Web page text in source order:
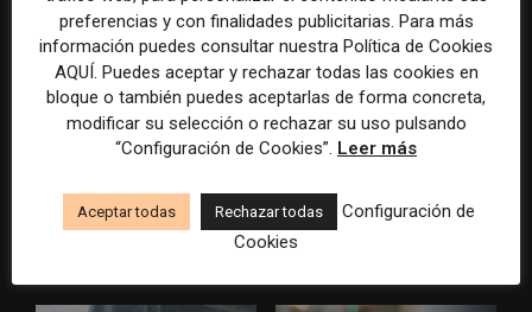
más rápido no transformará
el periodismo
para las redacciones: menos
retórica sobre innovación y
más método periodístico
preferencias y con finalidades publicitarias. Para más
información puedes consultar nuestra Política de Cookies
AQUÍ. Puedes aceptar y rechazar todas las cookies en
bloque o también puedes aceptarlas de forma concreta,
modificar su selección o rechazar su uso pulsando
“Configuración de Cookies”. Leer más
Aceptar todas Rechazar todas
Configuración de
Cookies